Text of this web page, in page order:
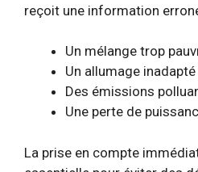
reçoit une information
Un mélange trop
Un allumage inadapté
Des émissions
Une perte de
La prise en compte